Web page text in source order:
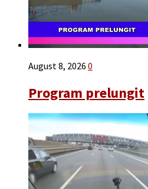
August 8, 2026 0
Program prelungit